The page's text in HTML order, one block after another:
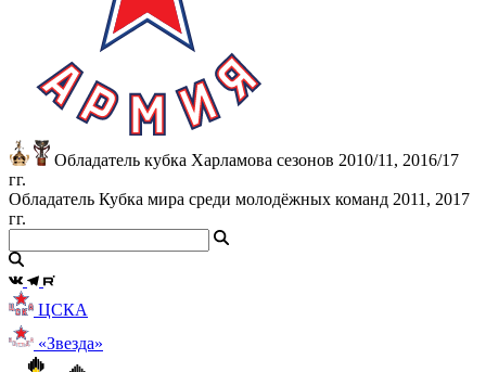
Обладатель кубка Харламова сезонов 2010/11, 2016/17
гг.
Обладатель Кубка мира среди молодёжных команд 2011, 2017
гг.
ЦСКА
«Звезда»